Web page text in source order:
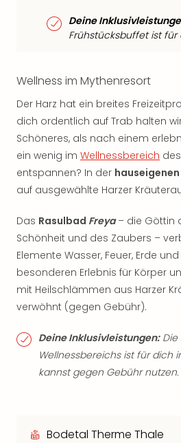
Deine
Frühstücksbuffet ist
Wellness im Mythenresort
Der Harz hat ein breites
dich ordentlich auf Trab halten
Schöneres, als nach einem
ein wenig im Wellnessbereich
entspannen? In der
auf ausgewählte Harzer
Das Rasulbad Freya– die Göttin
Schönheit und des Zaubers –
Elemente Wasser, Feuer, Erde
besonderen Erlebnis für Körper
mit Heilschlämmen aus Harzer
verwöhnt (gegen Gebühr).
Deine Inklusivleistungen:Die
Wellnessbereichs ist für dich
kannst gegen Gebühr nutzen.
Bodetal Therme Thale